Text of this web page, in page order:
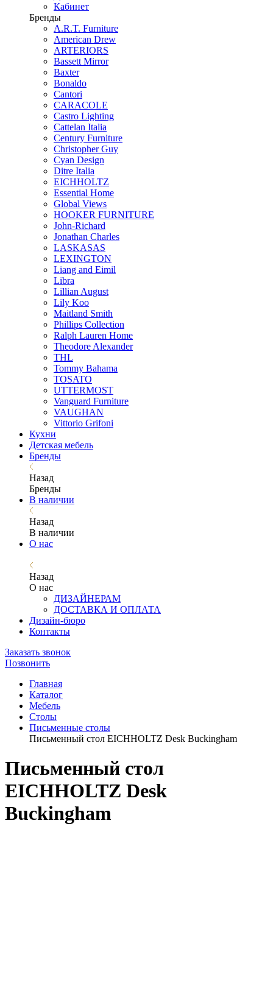
Кабинет
Бренды
A.R.T. Furniture
American Drew
ARTERIORS
Bassett Mirror
Baxter
Bonaldo
Cantori
CARACOLE
Castro Lighting
Cattelan Italia
Century Furniture
Christopher Guy
Cyan Design
Ditre Italia
EICHHOLTZ
Essential Home
Global Views
HOOKER FURNITURE
John-Richard
Jonathan Charles
LASKASAS
LEXINGTON
Liang and Eimil
Libra
Lillian August
Lily Koo
Maitland Smith
Phillips Collection
Ralph Lauren Home
Theodore Alexander
THL
Tommy Bahama
TOSATO
UTTERMOST
Vanguard Furniture
VAUGHAN
Vittorio Grifoni
Кухни
Детская мебель
Бренды
Назад
Бренды
В наличии
Назад
В наличии
О нас
Назад
О нас
ДИЗАЙНЕРАМ
ДОСТАВКА И ОПЛАТА
Дизайн-бюро
Контакты
Заказать звонок
Позвонить
Главная
Каталог
Мебель
Столы
Письменные столы
Письменный стол EICHHOLTZ Desk Buckingham
Письменный стол
EICHHOLTZ Desk
Buckingham